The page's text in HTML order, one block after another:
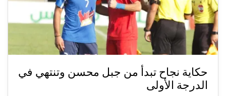
حكاية نجاح تبدأ من جبل محسن وتنتهي في
الدرجة الأولى